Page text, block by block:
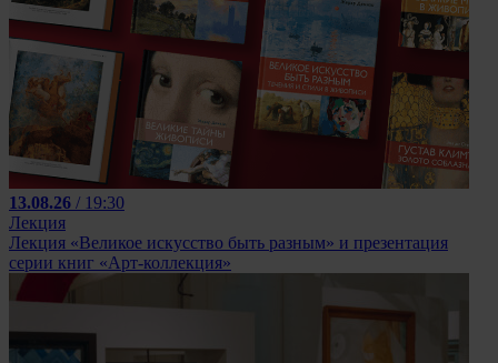
13.08.26 / 19:30
Лекция
Лекция «Великое искусство быть разным» и презентация
серии книг «Арт-коллекция»